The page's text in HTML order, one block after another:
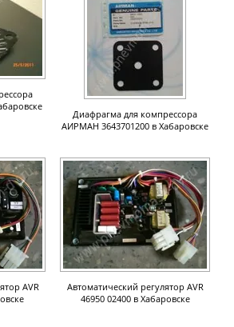
Диафрагма для компрессора
АИРМАН 3643701200 в Хабаровске
AVR
Автоматический регулятор AVR
46950 02400 в Хабаровске